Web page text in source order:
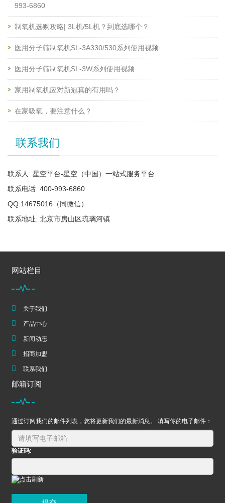
993-6860
制氧机选购攻略| 3L机/5L机？到底选哪个？
医用分子筛制氧机SL-3A330/530系列使用视频
医用分子筛制氧机SL-3W系列使用视频
家用制氧机应对新冠真的有用吗？
在家吸氧，要注意什么？
联系我们
联系人: 星空平台-星空（中国）一站式服务平台
联系电话: 400-993-6860
QQ:14675016（同微信）
联系地址: 北京市房山区琉璃河镇
网站栏目
关于我们
产品中心
新闻动态
招商加盟
联系我们
邮箱订阅
通过订阅我们的邮件列表，您将更新我们的最新消息。 填写你的电子邮件：
验证码: